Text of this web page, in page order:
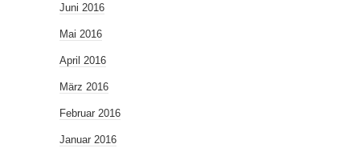
Juni 2016
Mai 2016
April 2016
März 2016
Februar 2016
Januar 2016